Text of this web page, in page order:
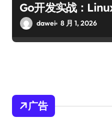
Go开发实战：
dawei 8 月 1, 2026
广告